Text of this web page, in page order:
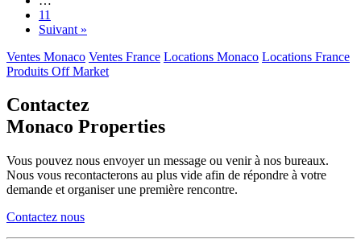
11
Suivant »
Ventes Monaco Ventes France Locations Monaco Locations France
Produits Off Market
Contactez
Monaco Properties
Vous pouvez nous envoyer un message ou venir à nos bureaux.
Nous vous recontacterons au plus vide afin de répondre à votre
demande et organiser une première rencontre.
Contactez nous